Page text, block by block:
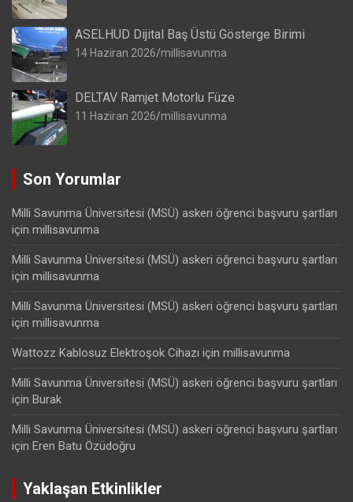
ASELHUD Dijital Baş Üstü Gösterge Birimi
14 Haziran 2026 millisavunma
DELTAV Ramjet Motorlu Füze
11 Haziran 2026 millisavunma
Son Yorumlar
Milli Savunma Üniversitesi (MSÜ) askeri öğrenci başvuru şartları
için millisavunma
Milli Savunma Üniversitesi (MSÜ) askeri öğrenci başvuru şartları
için millisavunma
Milli Savunma Üniversitesi (MSÜ) askeri öğrenci başvuru şartları
için millisavunma
Wattozz Kablosuz Elektroşok Cihazı için millisavunma
Milli Savunma Üniversitesi (MSÜ) askeri öğrenci başvuru şartları
için Burak
Milli Savunma Üniversitesi (MSÜ) askeri öğrenci başvuru şartları
için Eren Batu Özüdoğru
Yaklaşan Etkinlikler